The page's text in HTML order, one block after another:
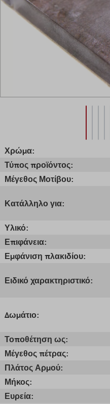
Χρώμα:
Τύπος προϊόντος:
Μέγεθος Μοτίβου:
Κατάλληλο για:
Υλικό:
Επιφάνεια:
Εμφάνιση πλακιδίου:
Ειδικό χαρακτηριστικό:
Δωμάτιο:
Τοποθέτηση ως:
Μέγεθος πέτρας:
Πλάτος Αρμού:
Μήκος:
Ευρεία: